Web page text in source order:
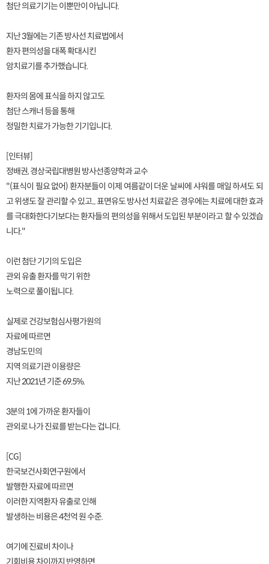
첨단 의료기기는 이뿐만이 아닙니다.
지난 3월에는 기존 방사선 치료법에서
환자 편의성을 대폭 확대시킨
암치료기를 추가했습니다.
환자의 몸에 표식을 하지 않고도
첨단 스캐너 등을 통해
정밀한 치료가 가능한 기기입니다.
[인터뷰]
정배권, 경상국립대병원 방사선종양학과 교수
"(표식이 필요 없어) 환자분들이 이제 여름같이 더운 날씨에 샤워를 매일 하셔도 되
고 위생도 잘 관리할 수 있고... 표면유도 방사선 치료같은 경우에는 치료에 대한 효과
를 극대화한다기보다는 환자들의 편의성을 위해서 도입된 부분이라고 할 수 있겠습
니다."
이런 첨단 기기의 도입은
관외 유출 환자를 막기 위한
노력으로 풀이됩니다.
실제로 건강보험심사평가원의
자료에 따르면
경남도민의
지역 의료기관 이용량은
지난 2021년 기준 69.5%.
3분의 1에 가까운 환자들이
관외로 나가 진료를 받는다는 겁니다.
[CG]
한국보건사회연구원에서
발행한 자료에 따르면
이러한 지역환자 유출로 인해
발생하는 비용은 4천억 원 수준.
여기에 진료비 차이나
기회비용 차이까지 반영하면